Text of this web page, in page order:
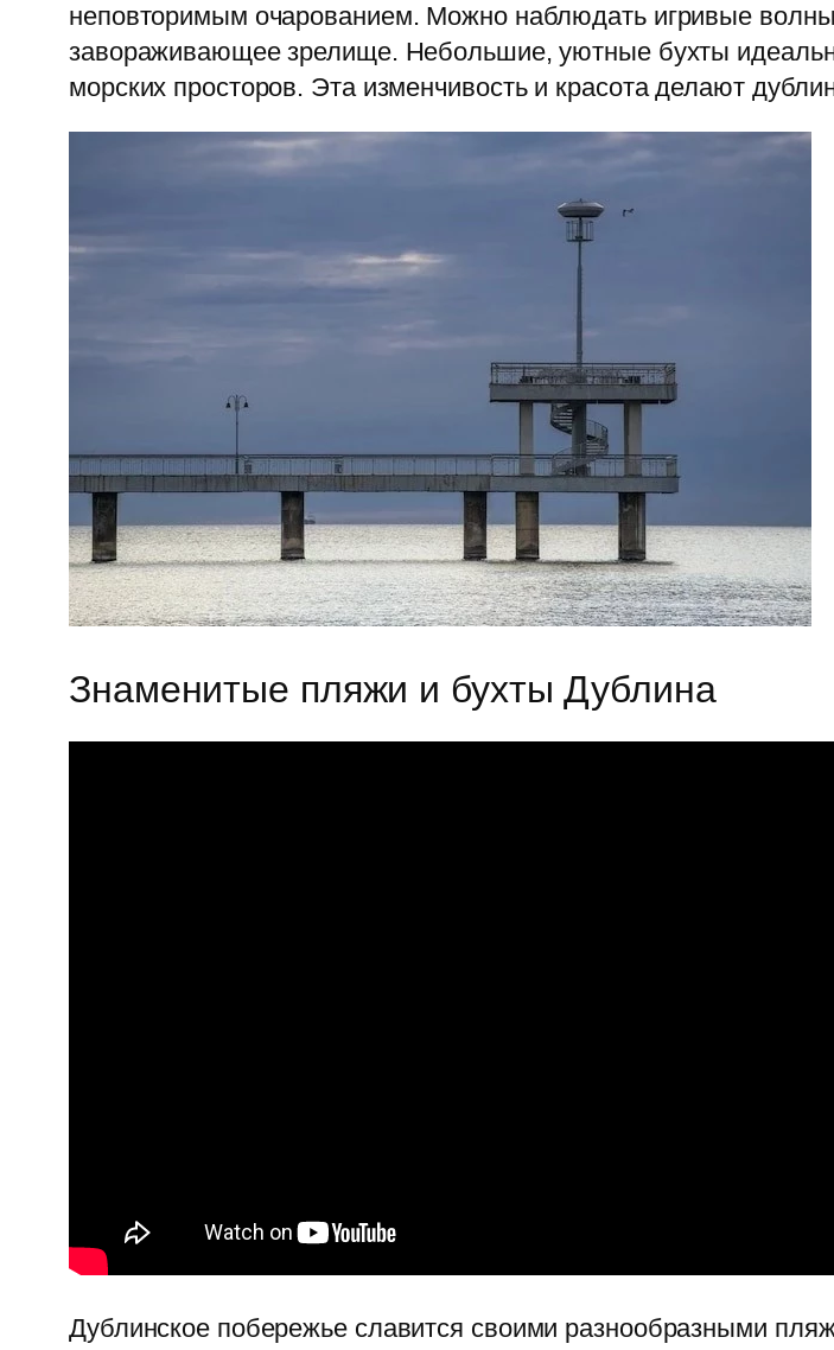
неповторимым очарованием. Можно наблюдать игривые
завораживающее зрелище. Небольшие, уютные бухты
морских просторов. Эта изменчивость и красота делают
Знаменитые пляжи и бухты Дублина
Дублинское побережье славится своими разнообразными